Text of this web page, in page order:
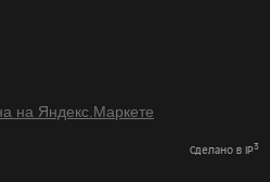
Сделано в IP3